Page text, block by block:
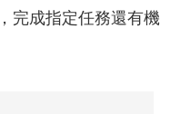
完成指定任務還有機